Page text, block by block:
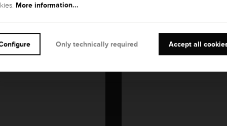
Diamond
More information...
Accept all
Only technically required